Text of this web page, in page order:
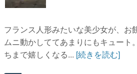
フランス人形みたいな美少女が、お
ムニ動かしててあまりにもキュート
ちまで嬉しくなる... [続きを読む]